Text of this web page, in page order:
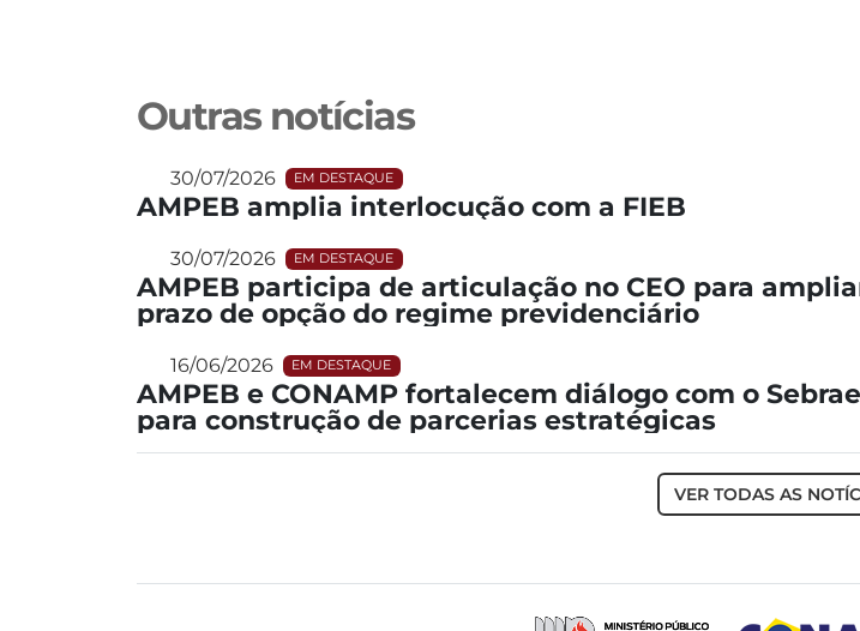
Outras notícias
30/07/2026 EM DESTAQUE
AMPEB amplia interlocução com a FIEB
30/07/2026 EM DESTAQUE
AMPEB participa de articulação no CEO para
prazo de opção do regime previdenciário
16/06/2026 EM DESTAQUE
AMPEB e CONAMP fortalecem diálogo com o Sebrae
para construção de parcerias estratégicas
VER TODAS AS